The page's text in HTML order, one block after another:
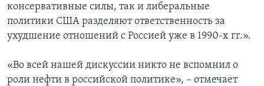
консервативные силы, так и либеральные
политики США разделяют ответственность за
ухудшение отношений с Россией уже в 1990-х гг.».
«Во всей нашей дискуссии никто не вспомнил о
роли нефти в российской политике», – отмечает